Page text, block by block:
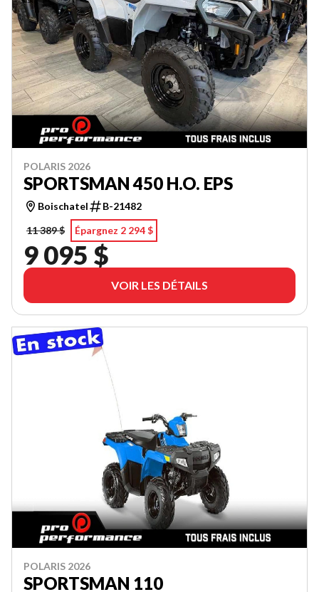
POLARIS 2026
SPORTSMAN 450 H.O. EPS
Boischatel
B-21482
11 389 $
Épargnez 2 294 $
9 095 $
VOIR LES DÉTAILS
POLARIS 2026
SPORTSMAN 110